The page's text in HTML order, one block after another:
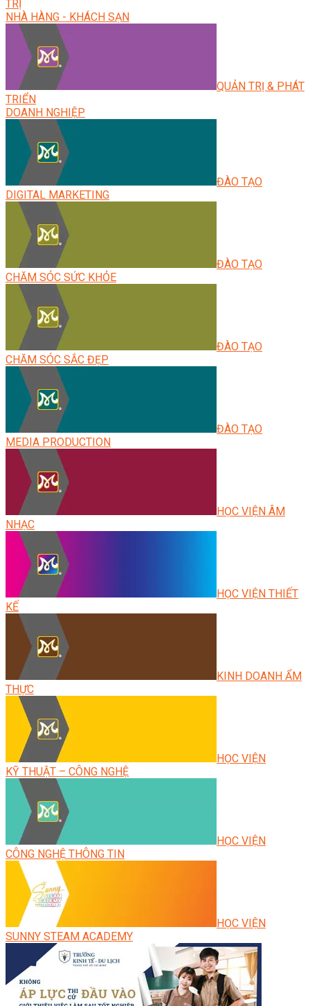
TRỊ
NHÀ HÀNG - KHÁCH SẠN
QUẢN TRỊ & PHÁT
TRIỂN
DOANH NGHIỆP
ĐÀO TẠO
DIGITAL MARKETING
ĐÀO TẠO
CHĂM SÓC SỨC KHỎE
ĐÀO TẠO
CHĂM SÓC SẮC ĐẸP
ĐÀO TẠO
MEDIA PRODUCTION
HỌC VIỆN ÂM
NHẠC
HỌC VIỆN THIẾT
KẾ
KINH DOANH ẨM
THỰC
HỌC VIỆN
KỸ THUẬT – CÔNG NGHỆ
HỌC VIỆN
CÔNG NGHỆ THÔNG TIN
HỌC VIỆN
SUNNY STEAM ACADEMY